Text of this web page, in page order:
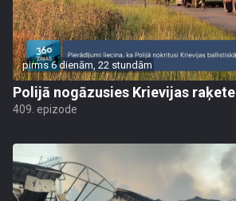
pirms 6 dienām, 22 stundām
Polijā nogāzusies Krievijas raķete
409. epizode